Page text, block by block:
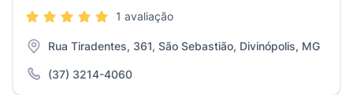
1 avaliação
Rua Tiradentes, 361, São Sebastião, Divinópolis, MG
(37) 3214-4060